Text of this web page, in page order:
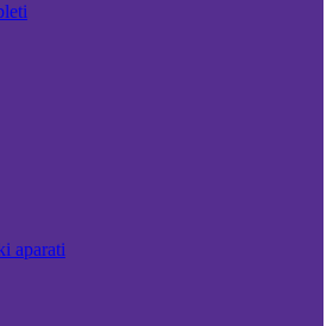
aparati